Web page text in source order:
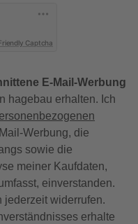
Captcha
E-Mail-Werbung
hagebau erhalten. Ich
Werbung, die
sowie die
meiner Kaufdaten,
einverstanden.
jederzeit widerrufen.
erhalte